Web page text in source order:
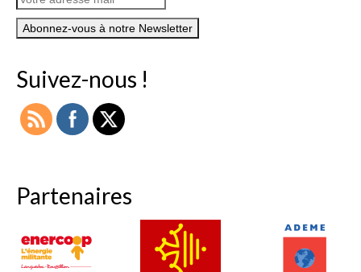
Suivez-nous !
Partenaires